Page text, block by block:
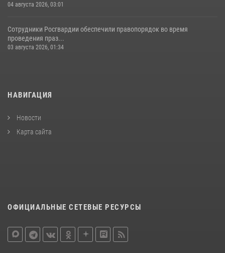
04 августа 2026, 03:01
Сотрудники Росгвардии обеспечили правопорядок во время
проведения праз...
03 августа 2026, 01:34
НАВИГАЦИЯ
Новости
Карта сайта
ОФИЦИАЛЬНЫЕ СЕТЕВЫЕ РЕСУРСЫ